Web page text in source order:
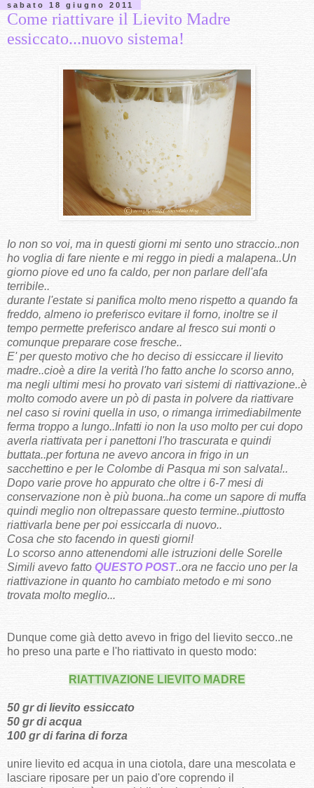
sabato 18 giugno 2011
Come riattivare il Lievito Madre
essiccato...nuovo sistema!
Io non so voi, ma in questi giorni mi sento uno straccio..non
ho voglia di fare niente e mi reggo in piedi a malapena..Un
giorno piove ed uno fa caldo, per non parlare dell'afa
terribile..
durante l'estate si panifica molto meno rispetto a quando fa
freddo, almeno io preferisco evitare il forno, inoltre se il
tempo permette preferisco andare al fresco sui monti o
comunque preparare cose fresche..
E' per questo motivo che ho deciso di essiccare il lievito
madre..cioè a dire la verità l'ho fatto anche lo scorso anno,
ma negli ultimi mesi ho provato vari sistemi di riattivazione..è
molto comodo avere un pò di pasta in polvere da riattivare
nel caso si rovini quella in uso, o rimanga irrimediabilmente
ferma troppo a lungo..Infatti io non la uso molto per cui dopo
averla riattivata per i panettoni l'ho trascurata e quindi
buttata..per fortuna ne avevo ancora in frigo in un
sacchettino e per le Colombe di Pasqua mi son salvata!..
Dopo varie prove ho appurato che oltre i 6-7 mesi di
conservazione non è più buona..ha come un sapore di muffa
quindi meglio non oltrepassare questo termine..piuttosto
riattivarla bene per poi essiccarla di nuovo..
Cosa che sto facendo in questi giorni!
Lo scorso anno attenendomi alle istruzioni delle Sorelle
Simili avevo fatto QUESTO POST..ora ne faccio uno per la
riattivazione in quanto ho cambiato metodo e mi sono
trovata molto meglio...
Dunque come già detto avevo in frigo del lievito secco..ne
ho preso una parte e l'ho riattivato in questo modo:
RIATTIVAZIONE LIEVITO MADRE
50 gr di lievito essiccato
50 gr di acqua
100 gr di farina di forza
unire lievito ed acqua in una ciotola, dare una mescolata e
lasciare riposare per un paio d'ore coprendo il